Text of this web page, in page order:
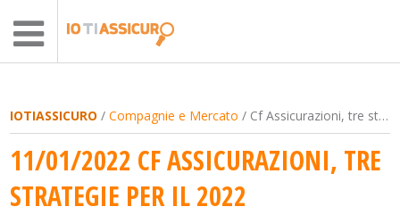
IOTIASSICURO /Compagnie e Mercato / Cf Assicurazioni, tre strategie per il 2022
11/01/2022 CF ASSICURAZIONI, TRE
STRATEGIE PER IL 2022